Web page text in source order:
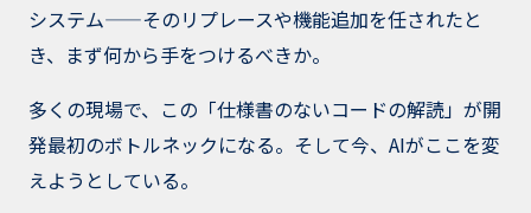
システム——そのリプレースや機能追加を任されたと
き、まず何から手をつけるべきか。
多くの現場で、この「仕様書のないコードの解読」が開
発最初のボトルネックになる。そして今、AIがここを変
えようとしている。